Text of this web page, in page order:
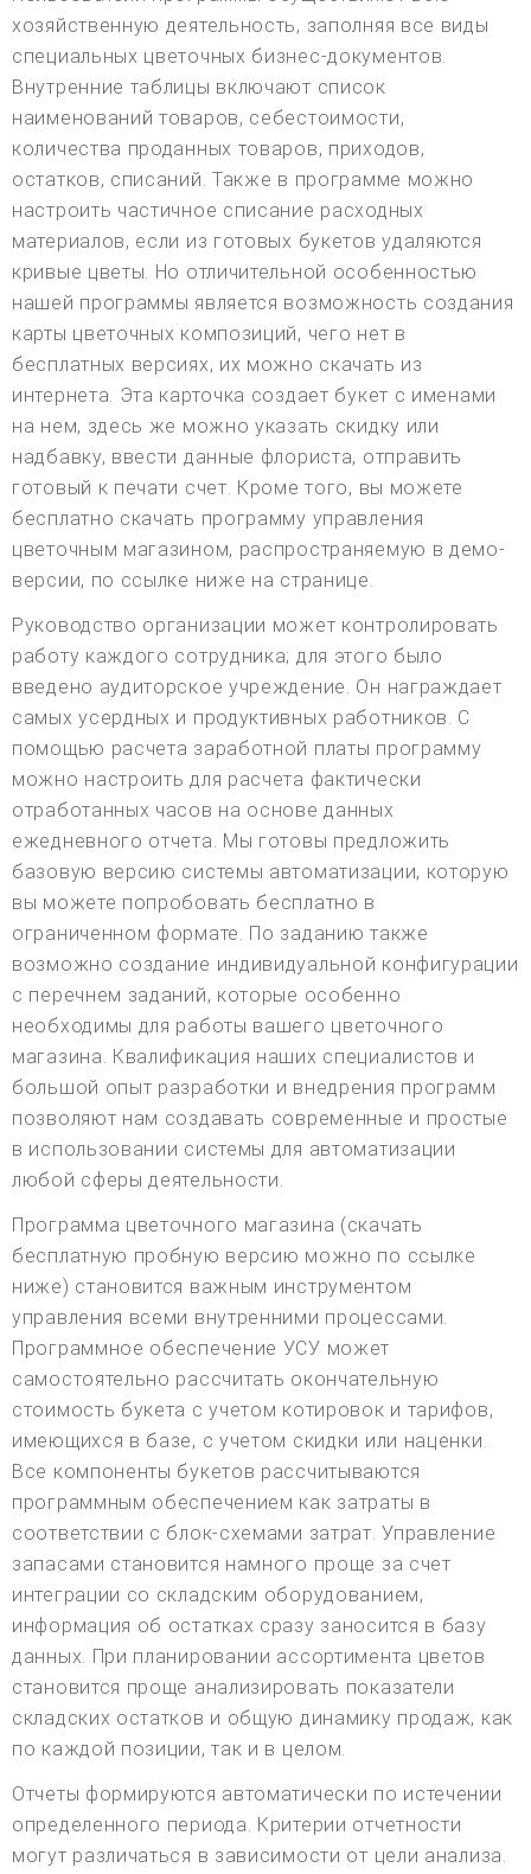
хозяйственную деятельность, заполняя все виды
специальных цветочных бизнес-документов.
Внутренние таблицы включают список
наименований товаров, себестоимости,
количества проданных товаров, приходов,
остатков, списаний. Также в программе можно
настроить частичное списание расходных
материалов, если из готовых букетов удаляются
кривые цветы. Но отличительной особенностью
нашей программы является возможность создания
карты цветочных композиций, чего нет в
бесплатных версиях, их можно скачать из
интернета. Эта карточка создает букет с именами
на нем, здесь же можно указать скидку или
надбавку, ввести данные флориста, отправить
готовый к печати счет. Кроме того, вы можете
бесплатно скачать программу управления
цветочным магазином, распространяемую в демо-
версии, по ссылке ниже на странице.
Руководство организации может контролировать
работу каждого сотрудника; для этого было
введено аудиторское учреждение. Он награждает
самых усердных и продуктивных работников. С
помощью расчета заработной платы программу
можно настроить для расчета фактически
отработанных часов на основе данных
ежедневного отчета. Мы готовы предложить
базовую версию системы автоматизации, которую
вы можете попробовать бесплатно в
ограниченном формате. По заданию также
возможно создание индивидуальной конфигурации
с перечнем заданий, которые особенно
необходимы для работы вашего цветочного
магазина. Квалификация наших специалистов и
большой опыт разработки и внедрения программ
позволяют нам создавать современные и простые
в использовании системы для автоматизации
любой сферы деятельности.
Программа цветочного магазина (скачать
бесплатную пробную версию можно по ссылке
ниже) становится важным инструментом
управления всеми внутренними процессами.
Программное обеспечение УСУ может
самостоятельно рассчитать окончательную
стоимость букета с учетом котировок и тарифов,
имеющихся в базе, с учетом скидки или наценки.
Все компоненты букетов рассчитываются
программным обеспечением как затраты в
соответствии с блок-схемами затрат. Управление
запасами становится намного проще за счет
интеграции со складским оборудованием,
информация об остатках сразу заносится в базу
данных. При планировании ассортимента цветов
становится проще анализировать показатели
складских остатков и общую динамику продаж, как
по каждой позиции, так и в целом.
Отчеты формируются автоматически по истечении
определенного периода. Критерии отчетности
могут различаться в зависимости от цели анализа.